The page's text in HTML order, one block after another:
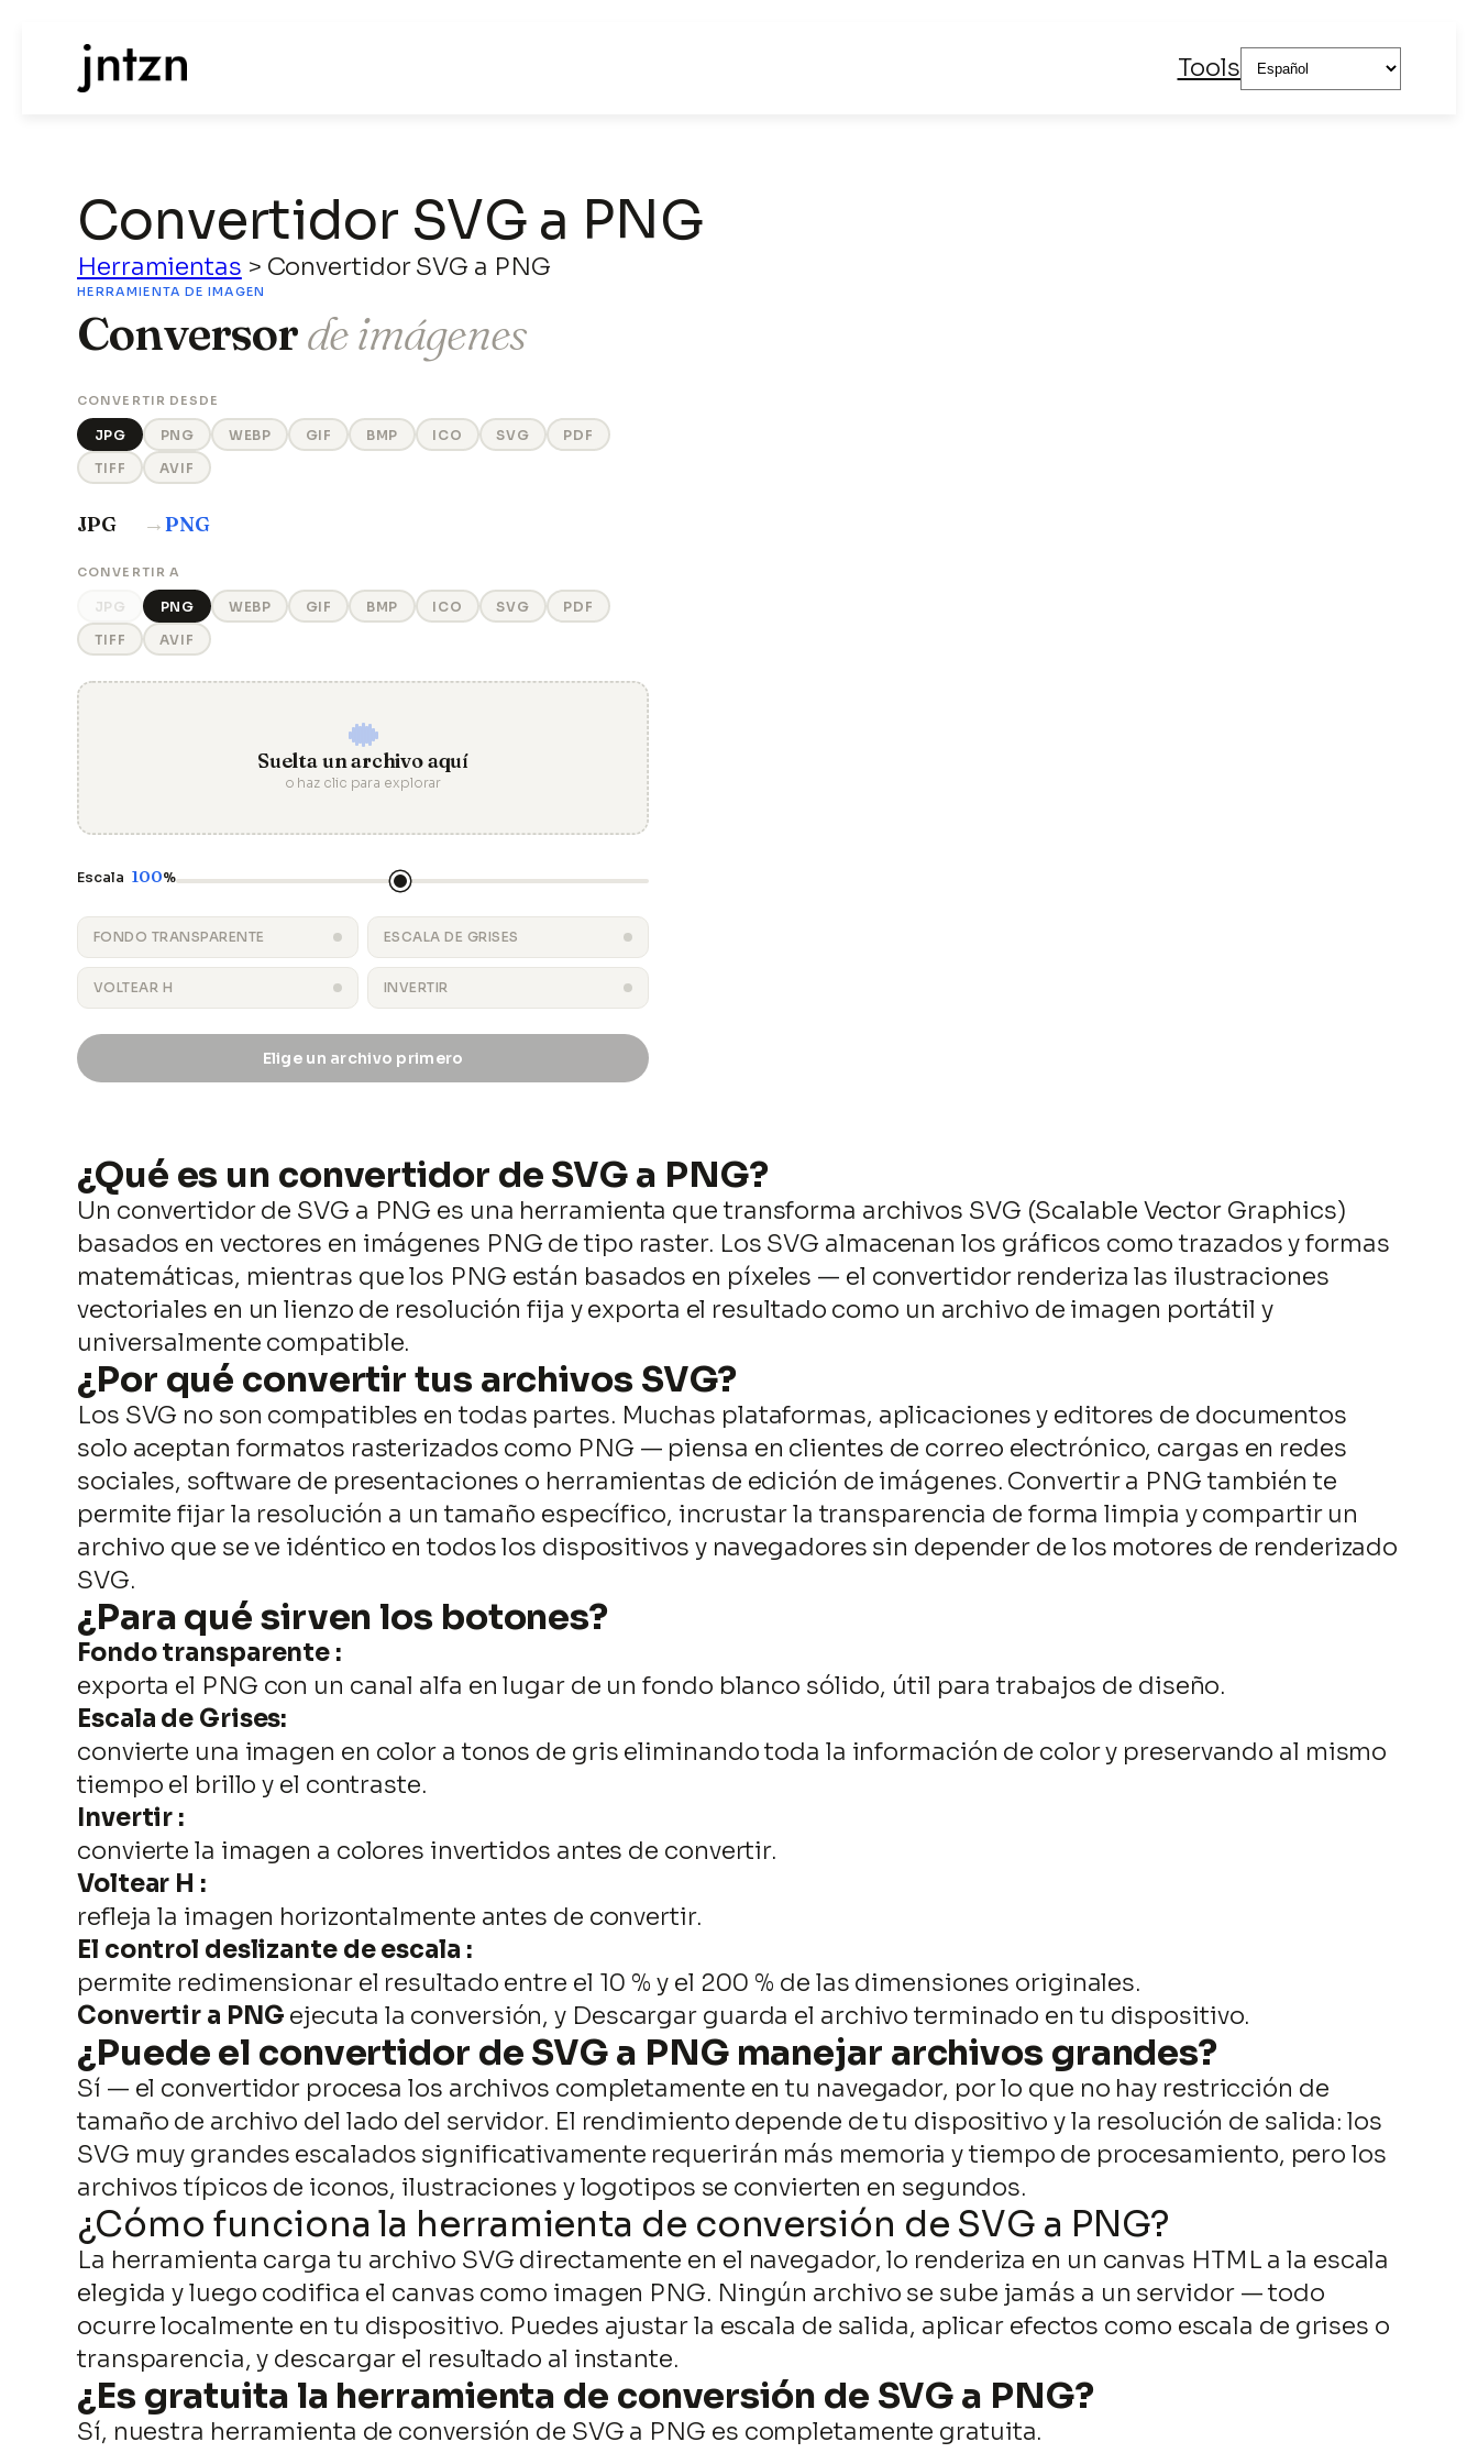
Saltar
Tools Elegir
un
Convertidor SVG a PNG
Herramientas > Convertidor SVG a PNG
HERRAMIENTA DE IMAGEN
Conversorde imágenes
CONVERTIR DESDE
JPG PNG WEBP GIF BMP ICO SVG
PDF
TIFF
AVIF
JPG →PNG
CONVERTIR A
JPG PNG WEBP GIF BMP ICO SVG
PDF
TIFF
AVIF
Suelta un archivo aquí
o haz clic para explorar
Escala 100%
FONDO TRANSPARENTE ESCALA DE GRISES
VOLTEAR H INVERTIR
Elige un archivo primero
¿Qué es un convertidor de SVG a PNG?
Un convertidor de SVG a PNG es una herramienta que transforma archivos SVG (Scalable Vector Graphics)
basados en vectores en imágenes PNG de tipo raster. Los SVG almacenan los gráficos como trazados y formas
matemáticas, mientras que los PNG están basados en píxeles — el convertidor renderiza las ilustraciones
vectoriales en un lienzo de resolución fija y exporta el resultado como un archivo de imagen portátil y
universalmente compatible.
¿Por qué convertir tus archivos SVG?
Los SVG no son compatibles en todas partes. Muchas plataformas, aplicaciones y editores de documentos
solo aceptan formatos rasterizados como PNG — piensa en clientes de correo electrónico, cargas en redes
sociales, software de presentaciones o herramientas de edición de imágenes. Convertir a PNG también te
permite fijar la resolución a un tamaño específico, incrustar la transparencia de forma limpia y compartir un
archivo que se ve idéntico en todos los dispositivos y navegadores sin depender de los motores de renderizado
SVG.
¿Para qué sirven los botones?
Fondo transparente :
exporta el PNG con un canal alfa en lugar de un fondo blanco sólido, útil para trabajos de diseño.
Escala de Grises:
convierte una imagen en color a tonos de gris eliminando toda la información de color y preservando al mismo
tiempo el brillo y el contraste.
Invertir :
convierte la imagen a colores invertidos antes de convertir.
Voltear H :
refleja la imagen horizontalmente antes de convertir.
El control deslizante de escala :
permite redimensionar el resultado entre el 10 % y el 200 % de las dimensiones originales.
Convertir a PNG ejecuta la conversión, y Descargar guarda el archivo terminado en tu dispositivo.
¿Puede el convertidor de SVG a PNG manejar archivos grandes?
Sí — el convertidor procesa los archivos completamente en tu navegador, por lo que no hay restricción de
tamaño de archivo del lado del servidor. El rendimiento depende de tu dispositivo y la resolución de salida: los
SVG muy grandes escalados significativamente requerirán más memoria y tiempo de procesamiento, pero los
archivos típicos de iconos, ilustraciones y logotipos se convierten en segundos.
¿Cómo funciona la herramienta de conversión de SVG a PNG?
La herramienta carga tu archivo SVG directamente en el navegador, lo renderiza en un canvas HTML a la escala
elegida y luego codifica el canvas como imagen PNG. Ningún archivo se sube jamás a un servidor — todo
ocurre localmente en tu dispositivo. Puedes ajustar la escala de salida, aplicar efectos como escala de grises o
transparencia, y descargar el resultado al instante.
¿Es gratuita la herramienta de conversión de SVG a PNG?
Sí, nuestra herramienta de conversión de SVG a PNG es completamente gratuita.